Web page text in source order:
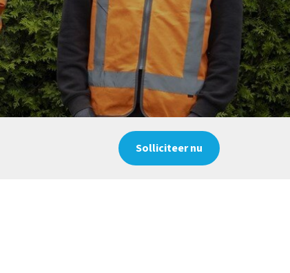
Solliciteer nu